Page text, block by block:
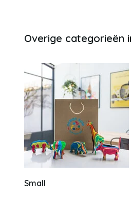
Overige categorieën
Small